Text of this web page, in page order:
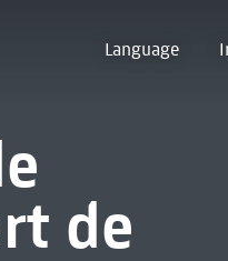
Language
de